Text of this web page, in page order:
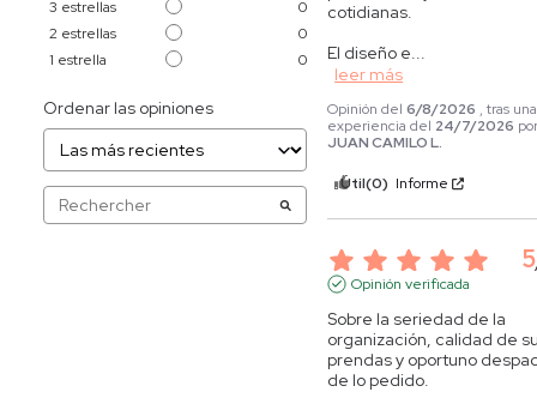
3 estrellas
0
2 estrellas
0
1 estrella 0
Ordenar las opiniones
cotidianas.
El diseño e...
leer más
Opinión del6/8/2026 , tras una
experiencia del 24/7/2026
JUAN CAMILO L.
Útil(0) Informe
5
Opinión verificada
Sobre la seriedad de la
organización, calidad de
prendas y oportuno
de lo pedido.